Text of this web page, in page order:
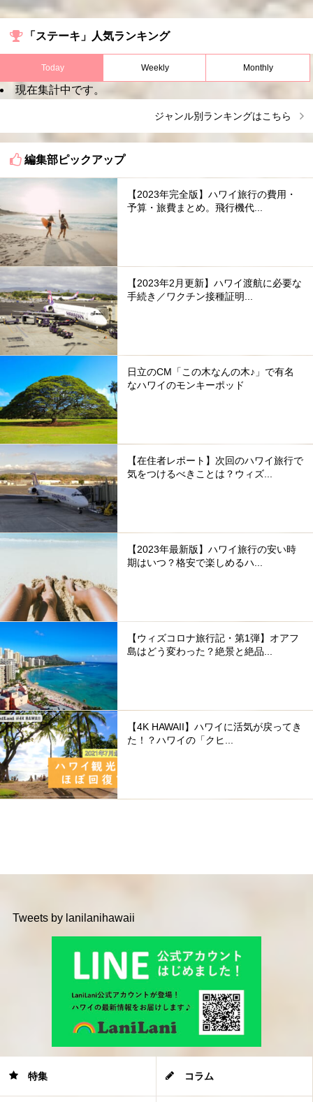
「ステーキ」人気ランキング
Today Weekly Monthly
現在集計中です。
ジャンル別ランキングはこちら
編集部ピックアップ
【2023年完全版】ハワイ旅行の費用・
予算・旅費まとめ。飛行機代...
【2023年2月更新】ハワイ渡航に必要な
手続き／ワクチン接種証明...
日立のCM「この木なんの木♪」で有名
なハワイのモンキーポッド
【在住者レポート】次回のハワイ旅行で
気をつけるべきことは？ウィズ...
【2023年最新版】ハワイ旅行の安い時
期はいつ？格安で楽しめるハ...
【ウィズコロナ旅行記・第1弾】オアフ
島はどう変わった？絶景と絶品...
【4K HAWAII】ハワイに活気が戻ってき
た！？ハワイの「クヒ...
Tweets by lanilanihawaii
特集 コラム